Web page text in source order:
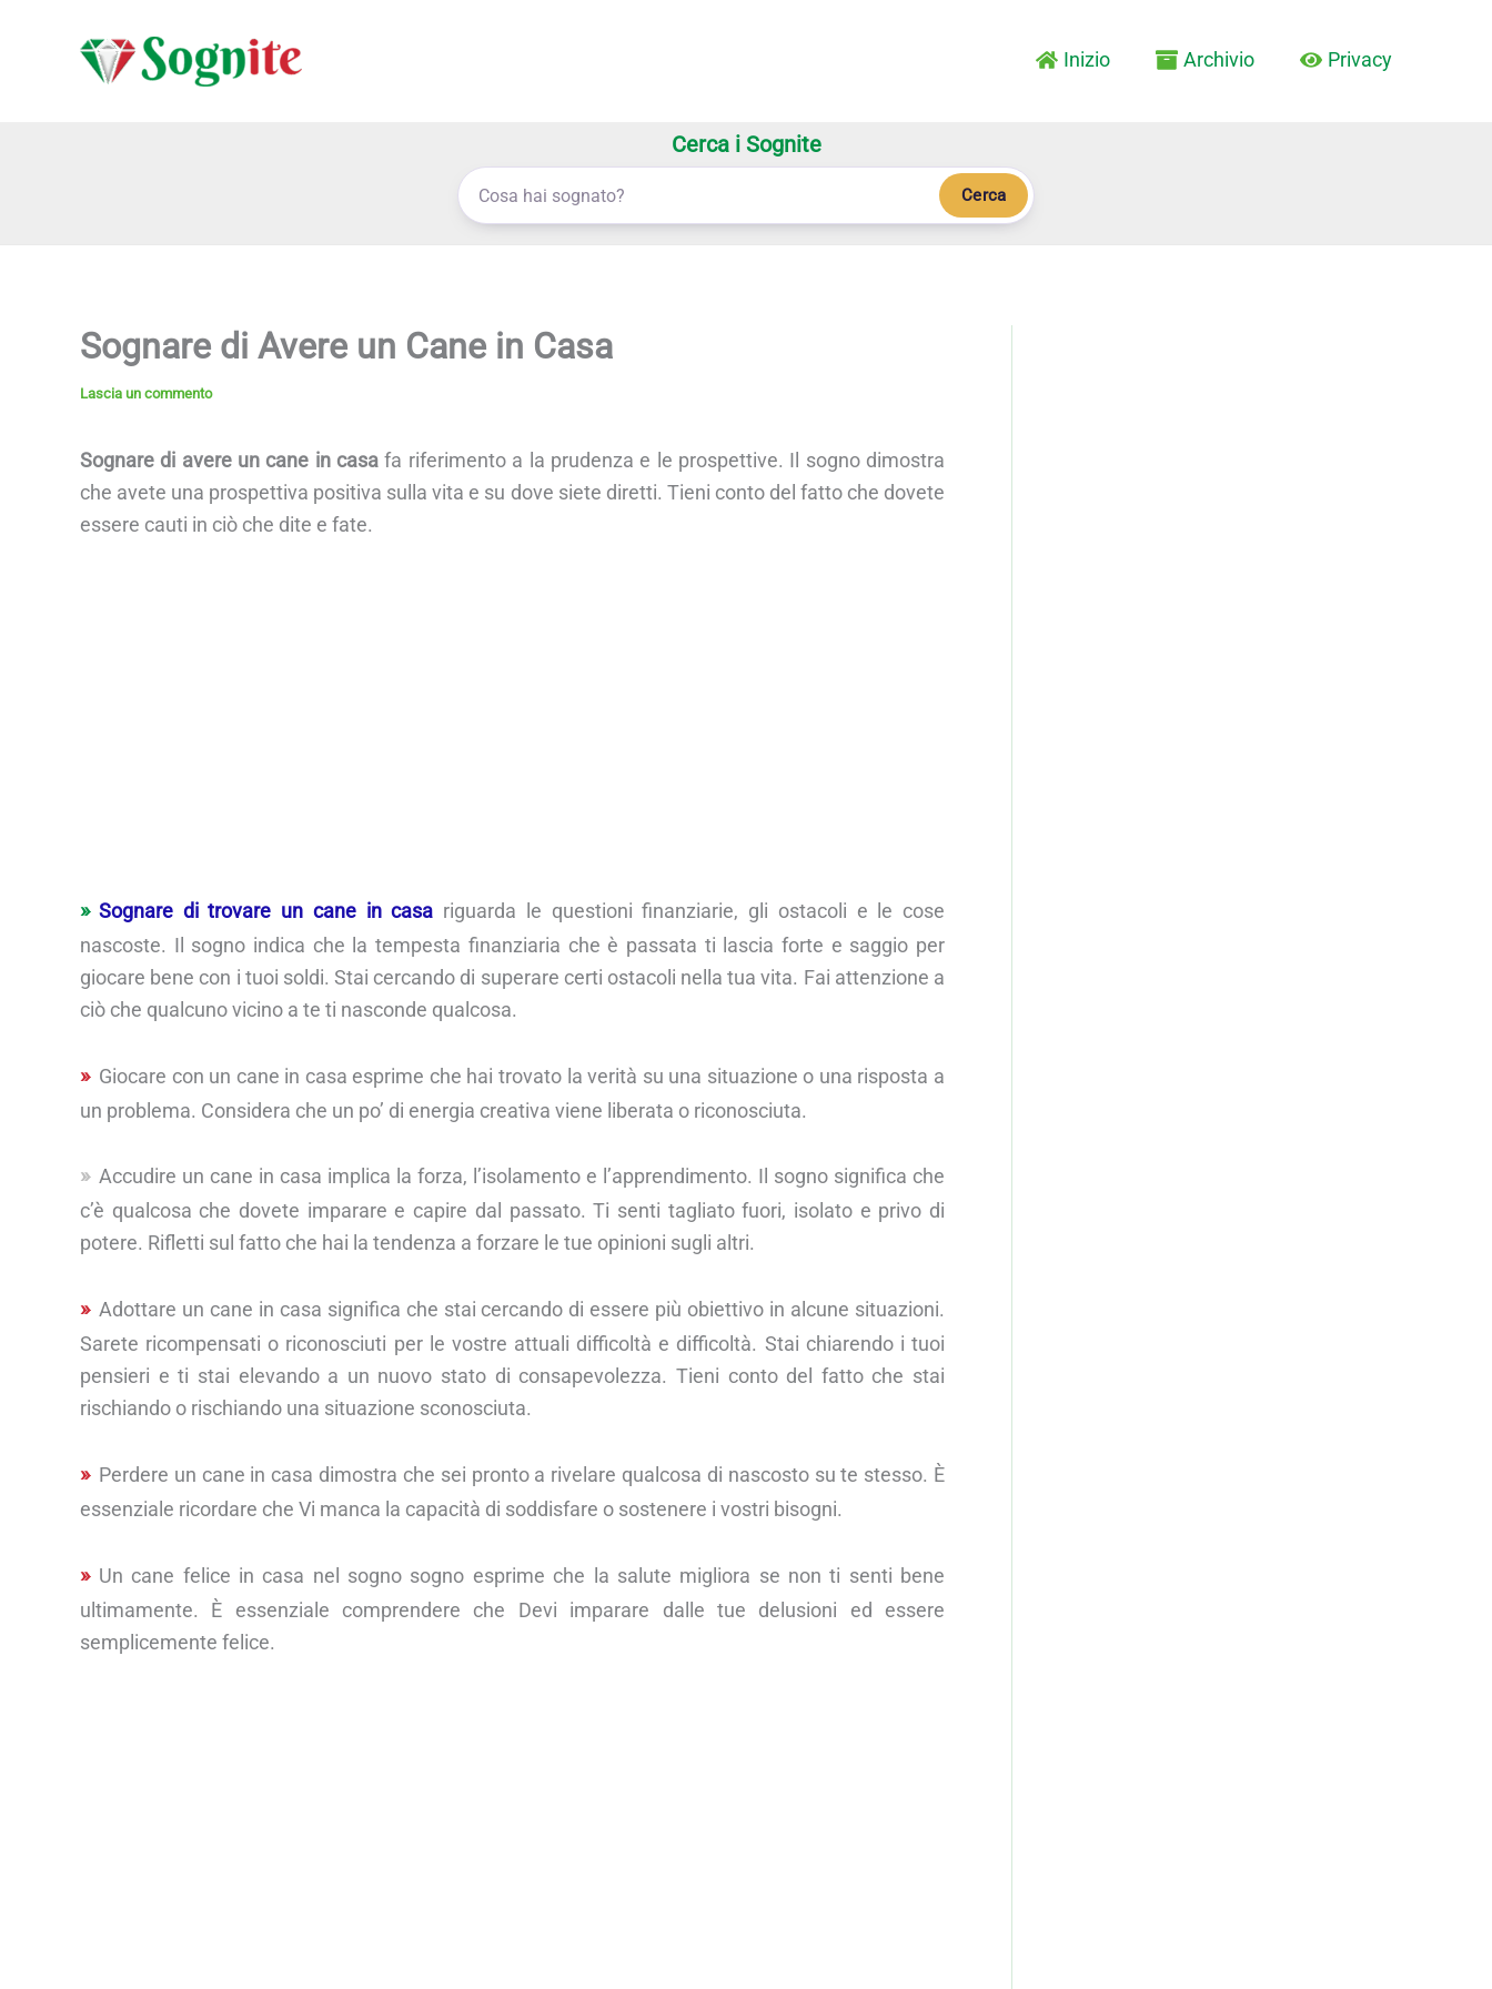
Inizio Archivio Privacy
Cerca i Sognite
Cerca
Sognare di Avere un Cane in Casa
Lascia un commento
Sognare di avere un cane in casa fa riferimento a la prudenza e le prospettive. Il sogno dimostra
che avete una prospettiva positiva sulla vita e su dove siete diretti. Tieni conto del fatto che dovete
essere cauti in ciò che dite e fate.
Sognare di trovare un cane in casa riguarda le questioni finanziarie, gli ostacoli e le cose
nascoste. Il sogno indica che la tempesta finanziaria che è passata ti lascia forte e saggio per
giocare bene con i tuoi soldi. Stai cercando di superare certi ostacoli nella tua vita. Fai attenzione a
ciò che qualcuno vicino a te ti nasconde qualcosa.
Giocare con un cane in casa esprime che hai trovato la verità su una situazione o una risposta a
un problema. Considera che un po’ di energia creativa viene liberata o riconosciuta.
Accudire un cane in casa implica la forza, l’isolamento e l’apprendimento. Il sogno significa che
c’è qualcosa che dovete imparare e capire dal passato. Ti senti tagliato fuori, isolato e privo di
potere. Rifletti sul fatto che hai la tendenza a forzare le tue opinioni sugli altri.
Adottare un cane in casa significa che stai cercando di essere più obiettivo in alcune situazioni.
Sarete ricompensati o riconosciuti per le vostre attuali difficoltà e difficoltà. Stai chiarendo i tuoi
pensieri e ti stai elevando a un nuovo stato di consapevolezza. Tieni conto del fatto che stai
rischiando o rischiando una situazione sconosciuta.
Perdere un cane in casa dimostra che sei pronto a rivelare qualcosa di nascosto su te stesso. È
essenziale ricordare che Vi manca la capacità di soddisfare o sostenere i vostri bisogni.
Un cane felice in casa nel sogno sogno esprime che la salute migliora se non ti senti bene
ultimamente. È essenziale comprendere che Devi imparare dalle tue delusioni ed essere
semplicemente felice.